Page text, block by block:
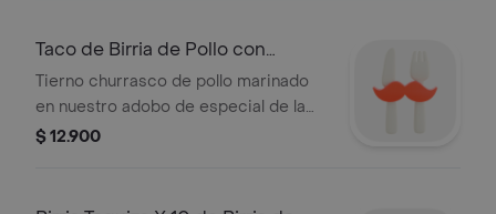
fresco pico de gallo y un toque de
Taco de Birria de Pollo con
Queso
Tierno churrasco de pollo marinado
en nuestro adobo de especial de la
casa, servido sobre tortilla 100 de
gallo.
$ 12.900